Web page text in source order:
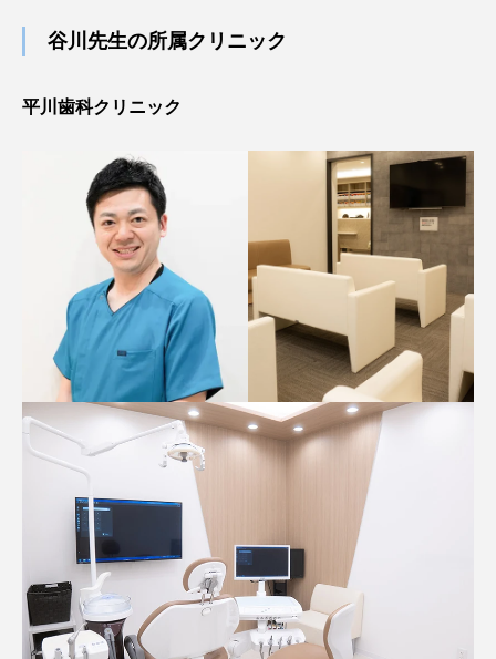
谷川先生の所属クリニック
平川歯科クリニック